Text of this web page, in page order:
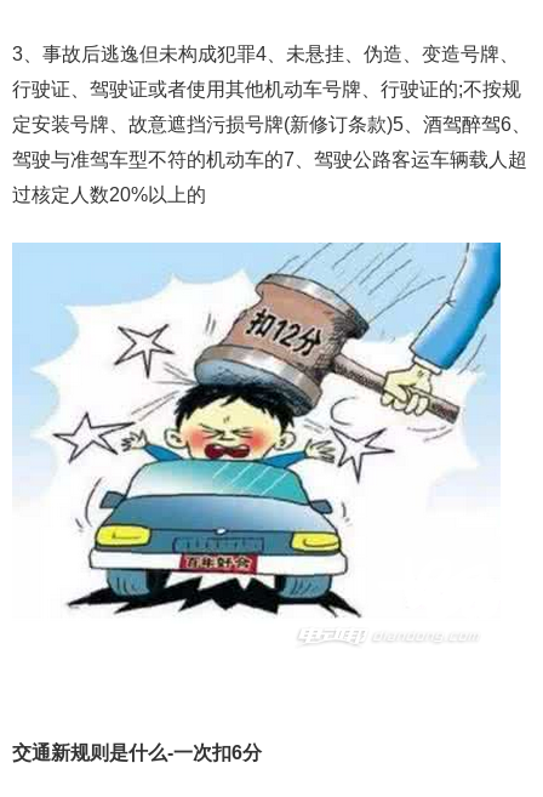
3、事故后逃逸但未构成犯罪4、未悬挂、伪造、变造号牌、
行驶证、驾驶证或者使用其他机动车号牌、行驶证的;不按规
定安装号牌、故意遮挡污损号牌(新修订条款)5、酒驾醉驾6、
驾驶与准驾车型不符的机动车的7、驾驶公路客运车辆载人超
过核定人数20%以上的
交通新规则是什么-一次扣6分